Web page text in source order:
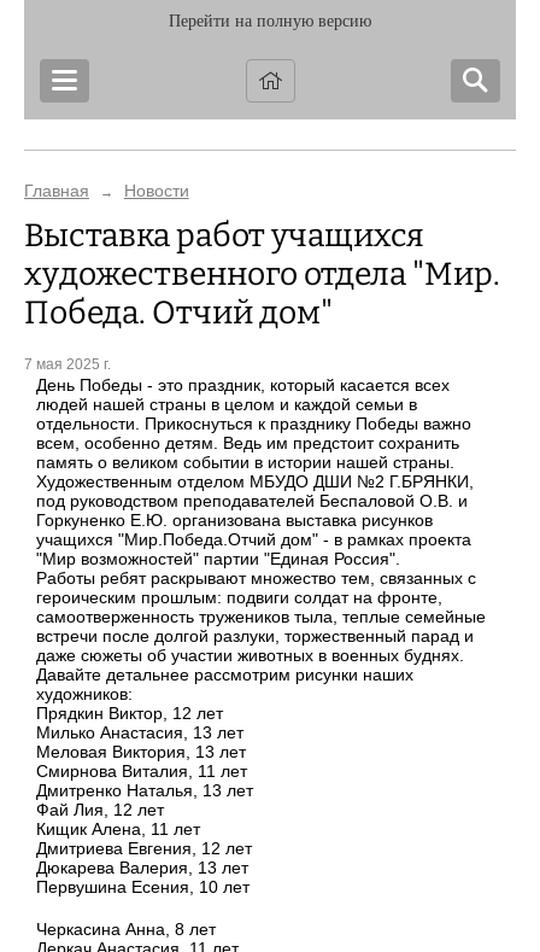
Перейти на полную версию
Главная → Новости
Выставка работ учащихся
художественного отдела "Мир.
Победа. Отчий дом"
7 мая 2025 г.
День Победы - это праздник, который касается всех
людей нашей страны в целом и каждой семьи в
отдельности. Прикоснуться к празднику Победы важно
всем, особенно детям. Ведь им предстоит сохранить
память о великом событии в истории нашей страны.
Художественным отделом МБУДО ДШИ №2 Г.БРЯНКИ,
под руководством преподавателей Беспаловой О.В. и
Горкуненко Е.Ю. организована выставка рисунков
учащихся "Мир.Победа.Отчий дом" - в рамках проекта
"Мир возможностей" партии "Единая Россия".
Работы ребят раскрывают множество тем, связанных с
героическим прошлым: подвиги солдат на фронте,
самоотверженность тружеников тыла, теплые семейные
встречи после долгой разлуки, торжественный парад и
даже сюжеты об участии животных в военных буднях.
Давайте детальнее рассмотрим рисунки наших
художников:
Прядкин Виктор, 12 лет
Милько Анастасия, 13 лет
Меловая Виктория, 13 лет
Смирнова Виталия, 11 лет
Дмитренко Наталья, 13 лет
Фай Лия, 12 лет
Кищик Алена, 11 лет
Дмитриева Евгения, 12 лет
Дюкарева Валерия, 13 лет
Первушина Есения, 10 лет
Черкасина Анна, 8 лет